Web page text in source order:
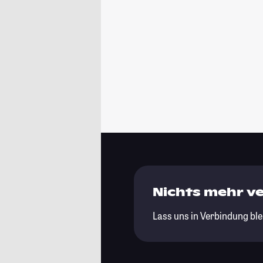
Nichts mehr
Lass uns in Verbindung